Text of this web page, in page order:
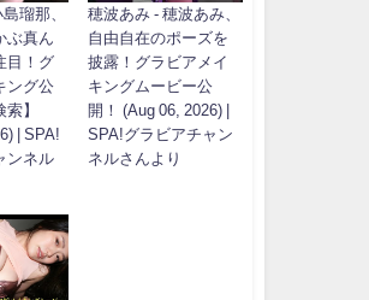
瑠那、
ぶ真ん
目！グ
ング公
】
| SPA!
ンネル
穂波あみ - 穂波あみ、
自由自在のポーズを
披露！グラビアメイ
キングムービー公
開！ (Aug 06, 2026) |
SPA!グラビアチャン
ネルさんより